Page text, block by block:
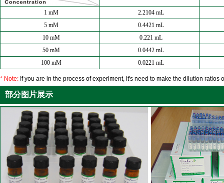
1 mM
2.2104 mL
5 mM
0.4421 mL
10 mM
0.221 mL
50 mM
0.0442 mL
100 mM
0.0221 mL
* Note: If you are in the process of experiment, it's need to make the dilution
部分图片展示